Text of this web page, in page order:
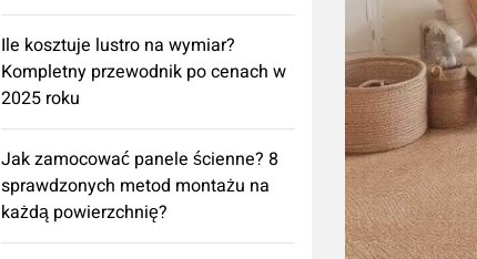
Ile kosztuje lustro na wymiar?
Kompletny przewodnik po cenach w
2025 roku
Jak zamocować panele ścienne? 8
sprawdzonych metod montażu na
każdą powierzchnię?